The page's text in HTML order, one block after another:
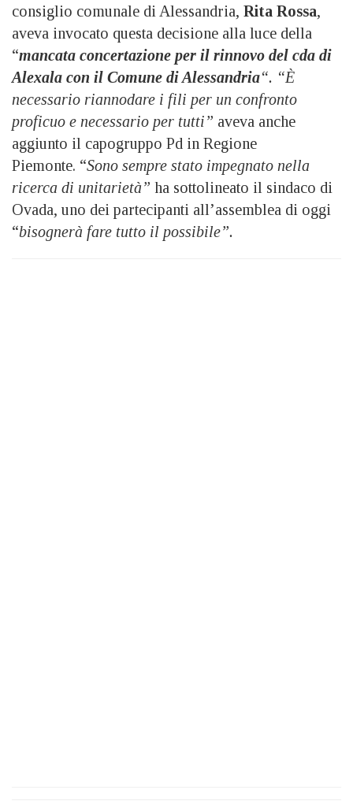
consiglio comunale di Alessandria, Rita Rossa,
aveva invocato questa decisione alla luce della
“mancata concertazione per il rinnovo del cda di
Alexala con il Comune di Alessandria“. “È
necessario riannodare i fili per un confronto
proficuo e necessario per tutti” aveva anche
aggiunto il capogruppo Pd in Regione
Piemonte. “Sono sempre stato impegnato nella
ricerca di unitarietà” ha sottolineato il sindaco di
Ovada, uno dei partecipanti all’assemblea di oggi
“bisognerà fare tutto il possibile”.